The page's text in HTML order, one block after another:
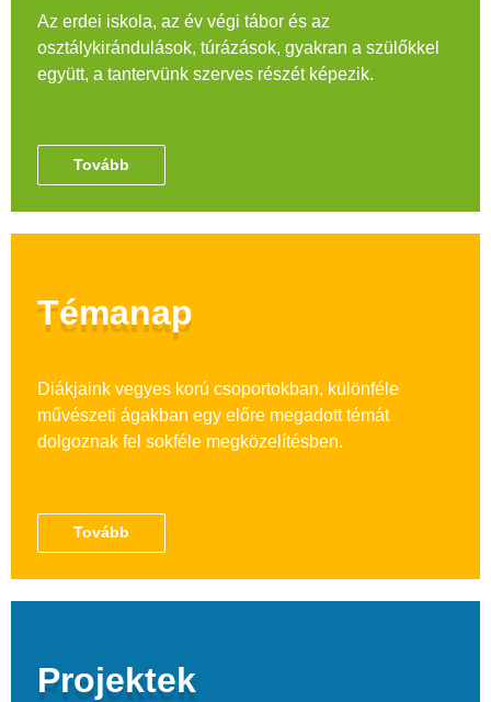
Az erdei iskola, az év végi tábor és az
osztálykirándulások, túrázások, gyakran a szülőkkel
együtt, a tantervünk szerves részét képezik.
Tovább
Témanap
Diákjaink vegyes korú csoportokban, különféle
művészeti ágakban egy előre megadott témát
dolgoznak fel sokféle megközelítésben.
Tovább
Projektek